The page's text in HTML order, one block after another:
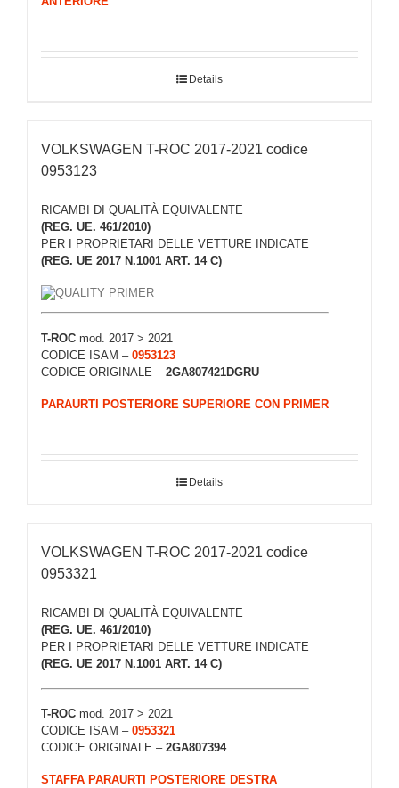
Details
VOLKSWAGEN T-ROC 2017-2021 codice
0953123
RICAMBI DI QUALITÀ EQUIVALENTE
(REG. UE. 461/2010)
PER I PROPRIETARI DELLE VETTURE INDICATE
(REG. UE 2017 N.1001 ART. 14 C)
T-ROC mod. 2017 > 2021
CODICE ISAM – 0953123
CODICE ORIGINALE – 2GA807421DGRU
PARAURTI POSTERIORE SUPERIORE CON PRIMER
Details
VOLKSWAGEN T-ROC 2017-2021 codice
0953321
RICAMBI DI QUALITÀ EQUIVALENTE
(REG. UE. 461/2010)
PER I PROPRIETARI DELLE VETTURE INDICATE
(REG. UE 2017 N.1001 ART. 14 C)
T-ROC mod. 2017 > 2021
CODICE ISAM – 0953321
CODICE ORIGINALE – 2GA807394
STAFFA PARAURTI POSTERIORE DESTRA